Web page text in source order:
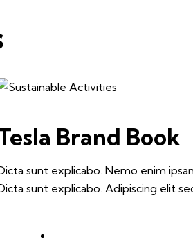
Brand Book
sunt explicabo. Nemo enim
sunt explicabo. Adipiscing elit